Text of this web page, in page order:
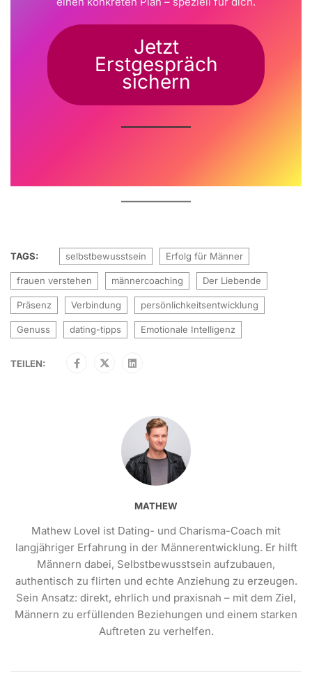
Jetzt
Erstgespräch
sichern
TAGS: selbstbewusstsein Erfolg für Männer
frauen verstehen männercoaching Der Liebende
Präsenz Verbindung persönlichkeitsentwicklung
Genuss dating-tipps Emotionale Intelligenz
TEILEN:
MATHEW
Mathew Lovel ist Dating- und Charisma-Coach mit
langjähriger Erfahrung in der Männerentwicklung. Er hilft
Männern dabei, Selbstbewusstsein aufzubauen,
authentisch zu flirten und echte Anziehung zu erzeugen.
Sein Ansatz: direkt, ehrlich und praxisnah – mit dem Ziel,
Männern zu erfüllenden Beziehungen und einem starken
Auftreten zu verhelfen.